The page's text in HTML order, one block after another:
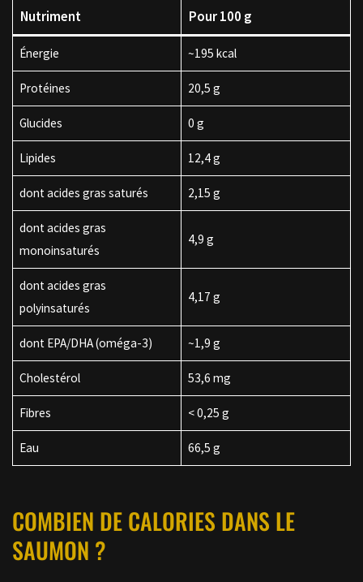
Nutriment Pour 100 g
Énergie ~195 kcal
Protéines 20,5 g
Glucides 0 g
Lipides 12,4 g
dont acides gras saturés 2,15 g
dont acides gras
monoinsaturés
4,9 g
dont acides gras
polyinsaturés
4,17 g
dont EPA/DHA (oméga-3) ~1,9 g
Cholestérol 53,6 mg
Fibres < 0,25 g
Eau 66,5 g
COMBIEN DE CALORIES DANS LE
SAUMON ?